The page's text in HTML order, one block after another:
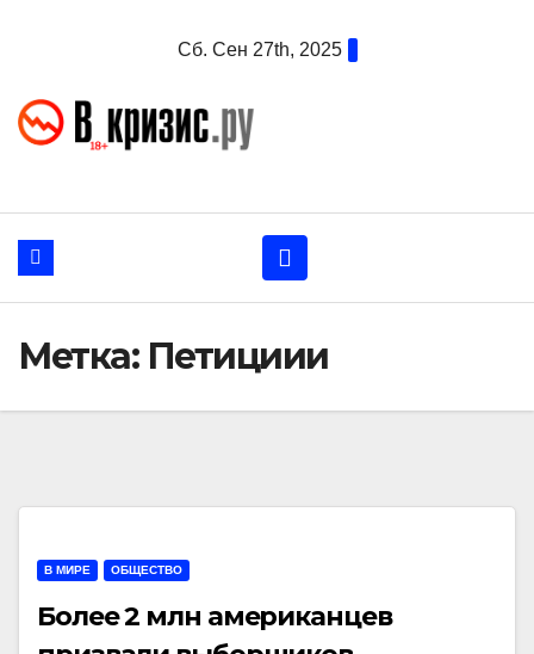
Сб. Сен 27th, 2025
Метка: Петициии
В МИРЕ ОБЩЕСТВО
Более 2 млн американцев